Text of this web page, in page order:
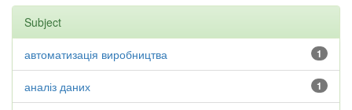
Subject
1
автоматизація виробництва
1
аналіз даних